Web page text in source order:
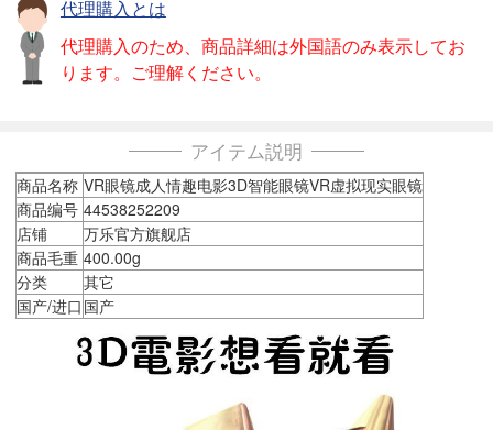
代理購入とは
代理購入のため、商品詳細は外国語のみ表示してお
ります。ご理解ください。
アイテム説明
商品名称 VR眼镜成人情趣电影3D智能眼镜VR虚拟现实眼镜
商品编号 44538252209
店铺
万乐官方旗舰店
商品毛重 400.00g
分类
其它
国产/进口 国产